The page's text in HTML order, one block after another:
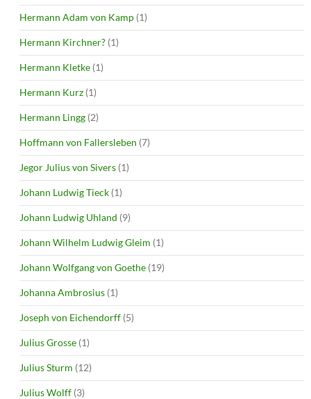
Hermann Adam von Kamp (1)
Hermann Kirchner? (1)
Hermann Kletke (1)
Hermann Kurz (1)
Hermann Lingg (2)
Hoffmann von Fallersleben (7)
Jegor Julius von Sivers (1)
Johann Ludwig Tieck (1)
Johann Ludwig Uhland (9)
Johann Wilhelm Ludwig Gleim (1)
Johann Wolfgang von Goethe (19)
Johanna Ambrosius (1)
Joseph von Eichendorff (5)
Julius Grosse (1)
Julius Sturm (12)
Julius Wolff (3)